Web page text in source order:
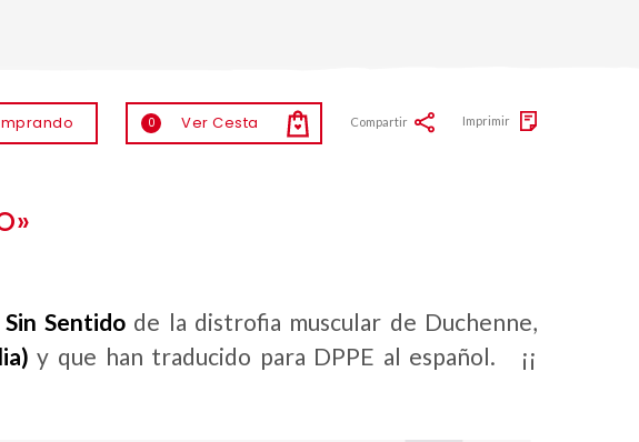
0 Ver Cesta Compartir Imprimir
Sentido de la distrofia muscular de Duchenne,
y que han traducido para DPPE al español. ¡¡